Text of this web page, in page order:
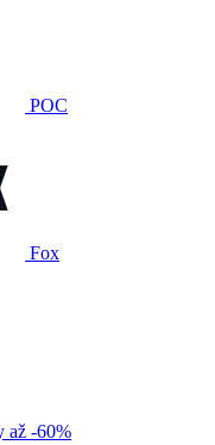
POC
Fox
až -60%